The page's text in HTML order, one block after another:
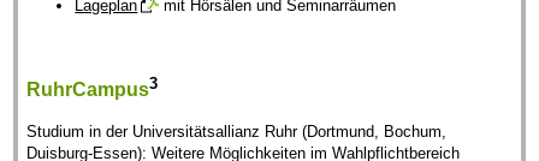
Lageplan mit Hörsälen und Seminarräumen
RuhrCampus3
Studium in der Universitätsallianz Ruhr (Dortmund, Bochum,
Duisburg-Essen): Weitere Möglichkeiten im Wahlpflichtbereich